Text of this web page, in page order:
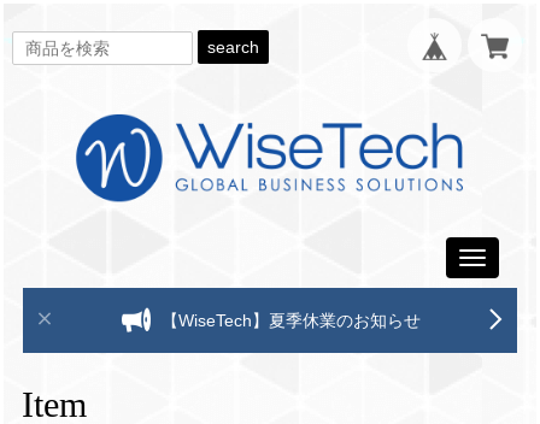
search
Toggle
【WiseTech】夏季休業のお知らせ
Item